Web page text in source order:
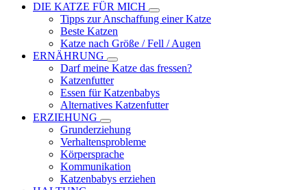
DIE KATZE FÜR MICH
Tipps zur Anschaffung einer Katze
Beste Katzen
Katze nach Größe / Fell / Augen
ERNÄHRUNG
Darf meine Katze das fressen?
Katzenfutter
Essen für Katzenbabys
Alternatives Katzenfutter
ERZIEHUNG
Grunderziehung
Verhaltensprobleme
Körpersprache
Kommunikation
Katzenbabys erziehen